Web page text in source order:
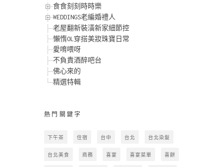
食食刻刻時時樂
WEDDINGS老編婚禮人
老屋翻新裝潢新家細節控
懶惰OL穿搭美妝珠寶日常
愛唷喂呀
不負責酒醉吧台
佛心來的
精選特輯
熱門關鍵字
下午茶 住宿 台中 台北 台北染髮
台北美食 商務 喜宴 喜宴菜單 喜餅